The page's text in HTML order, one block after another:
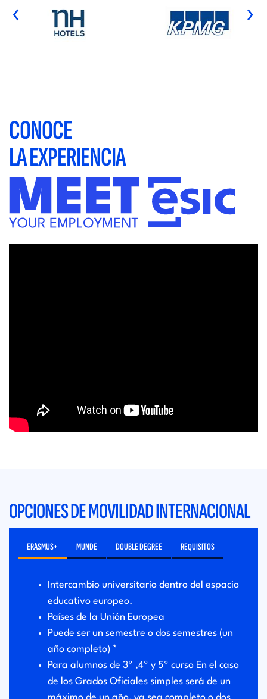
‹ ›
CONOCE
LA EXPERIENCIA
OPCIONES DE MOVILIDAD INTERNACIONAL
ERASMUS+ MUNDE DOUBLE DEGREE REQUISITOS
Intercambio universitario dentro del espacio
educativo europeo.
Países de la Unión Europea
Puede ser un semestre o dos semestres (un
año completo) *
Para alumnos de 3º ,4º y 5º curso En el caso
de los Grados Oficiales simples será de un